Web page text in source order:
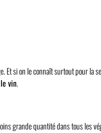
si on le connaît surtout pour
vin.
grande quantité dans tous les